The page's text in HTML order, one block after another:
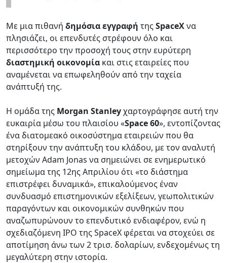
Με μια πιθανή δημόσια εγγραφή τηςSpaceXνα
πλησιάζει, οι επενδυτές στρέφουν όλο και
περισσότερο την προσοχή τους στην ευρύτερη
διαστημική οικονομία και στις εταιρείες που
αναμένεται να επωφεληθούν από την ταχεία
ανάπτυξή της.
Η ομάδα της Morgan Stanleyχαρτογράφησε αυτή την
ευκαιρία μέσω του πλαισίου «Space 60», εντοπίζοντας
ένα διατομεακό οικοσύστημα εταιρειών που θα
στηρίξουν την ανάπτυξη του κλάδου, με τον αναλυτή
μετοχών Adam Jonas να σημειώνει σε ενημερωτικό
σημείωμα της 12ης Απριλίου ότι «το διάστημα
επιστρέφει δυναμικά», επικαλούμενος έναν
συνδυασμό επιστημονικών εξελίξεων, γεωπολιτικών
παραγόντων και οικονομικών συνθηκών που
αναζωπυρώνουν το επενδυτικό ενδιαφέρον, ενώ η
σχεδιαζόμενη IPO της SpaceX φέρεται να στοχεύει σε
αποτίμηση άνω των 2 τρισ. δολαρίων, ενδεχομένως τη
μεγαλύτερη στην ιστορία.